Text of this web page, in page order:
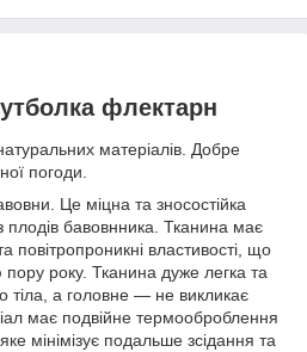
флектарн
матеріалів. Добре
погоди.
Це міцна та зносостійка
плодів бавовнника. Тканина має
повітропроникні властивості, що
пору року. Тканина дуже легка та
тіла, а головне — не викликає
має подвійне термооброблення
мінімізує подальше зсідання та